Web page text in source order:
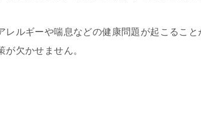
レルギーや喘息などの健康問題が起こるこ
欠かせません。